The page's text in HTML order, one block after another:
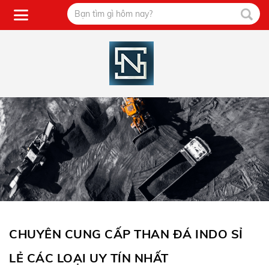
CHUYÊN CUNG CẤP THAN ĐÁ INDO SỈ
LẺ CÁC LOẠI UY TÍN NHẤT